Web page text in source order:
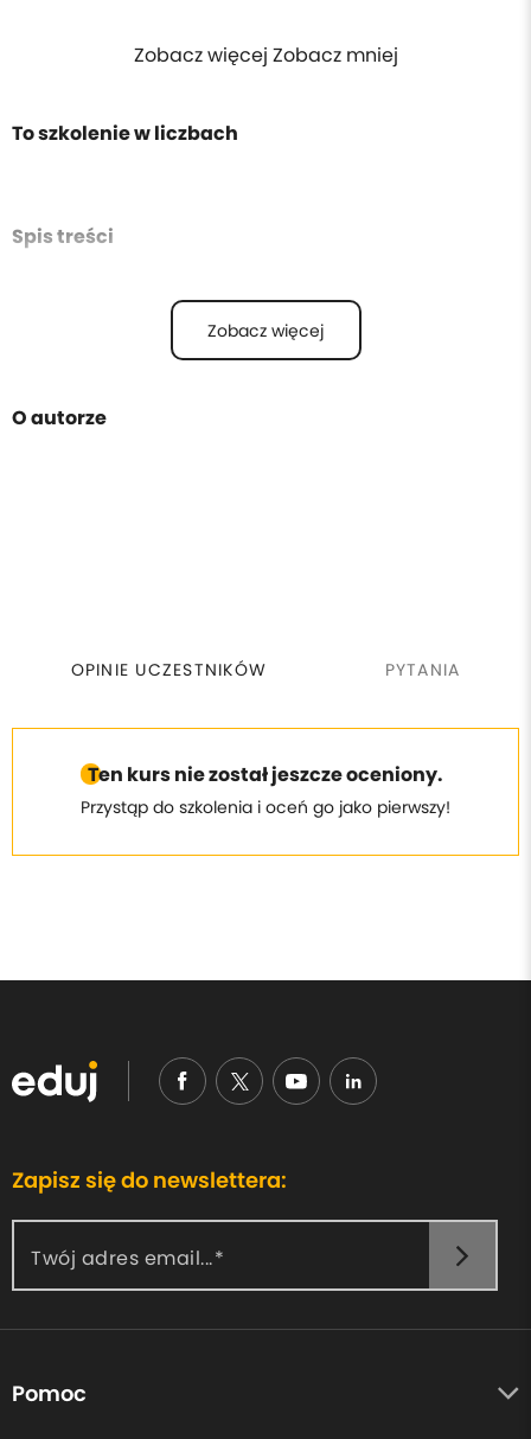
Zobacz więcej Zobacz mniej
To szkolenie w liczbach
Spis treści
Zobacz więcej
O autorze
OPINIE UCZESTNIKÓW PYTANIA
Ten kurs nie został jeszcze oceniony.
Przystąp do szkolenia i oceń go jako pierwszy!
Zapisz się do newslettera:
Twój adres email...
Pomoc